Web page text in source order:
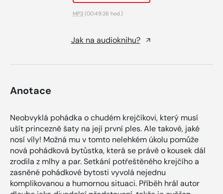
MP3 (00:49:26 hod.)
Jak na audioknihu?
Anotace
Neobvyklá pohádka o chudém krejčíkovi, který musí
ušít princezně šaty na její první ples. Ale takové, jaké
nosí víly! Možná mu v tomto nelehkém úkolu pomůže
nová pohádková bytůstka, která se právě o kousek dál
zrodila z mlhy a par. Setkání potřeštěného krejčího a
zasněné pohádkové bytosti vyvolá nejednu
komplikovanou a humornou situaci. Příběh hrál autor